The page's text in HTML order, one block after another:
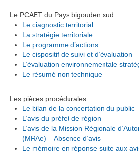
Le PCAET du Pays bigouden sud
Le diagnostic territorial
La stratégie territoriale
Le programme d’actions
Le dispositif de suivi et d’évaluation
L’évaluation environnementale
Le résumé non technique
Les pièces procédurales :
Le bilan de la concertation du public
L’avis du préfet de région
L’avis de la Mission Régionale
(MRAe) – Absence d’avis
L e mémoire en réponse suite aux